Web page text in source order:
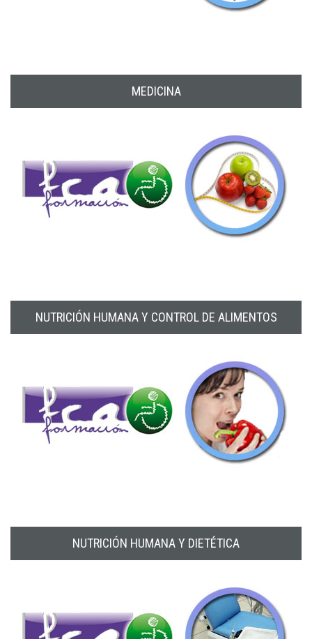
MEDICINA
NUTRICIÓN HUMANA Y CONTROL DE ALIMENTOS
NUTRICIÓN HUMANA Y DIETÉTICA